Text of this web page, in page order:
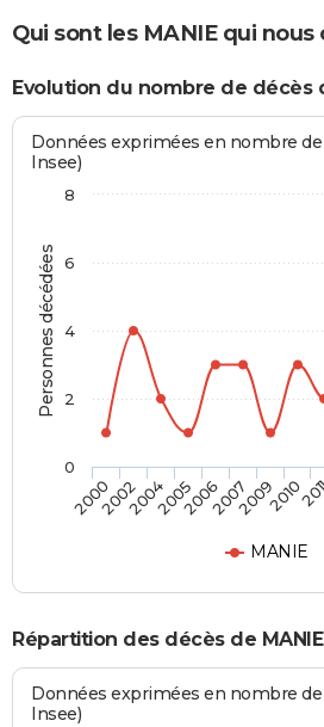
Qui sont les MANIE qui
Evolution du nombre de décès
Personnes décédées
Données exprimées en nombre de
Insee)
MANIE
20002002200420052006200720092010
0
2
4
6
8
Répartition des décès de
Données exprimées en nombre de
Insee)